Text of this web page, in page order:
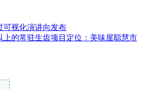
可视化演讲向发布
上的常驻生齿项目定位：美味屋聪慧市